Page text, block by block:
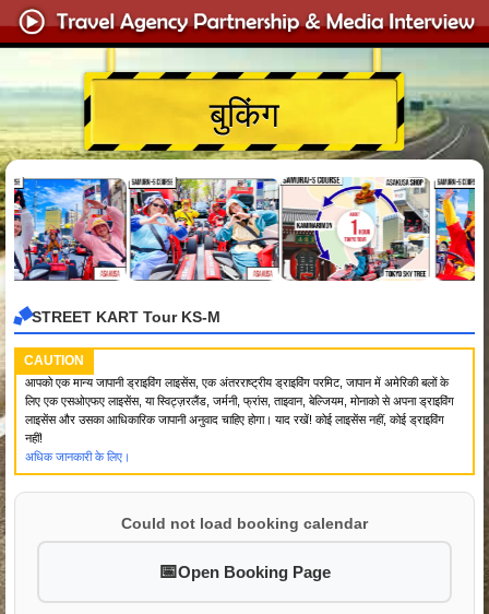
बुकिंग
STREET KART Tour KS-M
CAUTION
आपको एक मान्य जापानी ड्राइविंग लाइसेंस, एक अंतरराष्ट्रीय ड्राइविंग परमिट, जापान में अमेरिकी बलों के
लिए एक एसओएफए लाइसेंस, या स्विट्ज़रलैंड, जर्मनी, फ्रांस, ताइवान, बेल्जियम, मोनाको से अपना ड्राइविंग
लाइसेंस और उसका आधिकारिक जापानी अनुवाद चाहिए होगा। याद रखें! कोई लाइसेंस नहीं, कोई ड्राइविंग
नहीं!
अधिक जानकारी के लिए।
Could not load booking calendar
Open Booking Page